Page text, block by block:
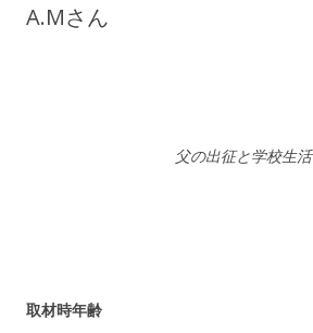
A.Mさん
父の出征と学校生活
取材時年齢